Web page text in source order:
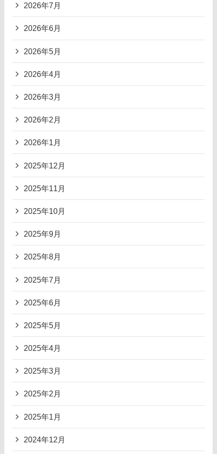
2026年7月
2026年6月
2026年5月
2026年4月
2026年3月
2026年2月
2026年1月
2025年12月
2025年11月
2025年10月
2025年9月
2025年8月
2025年7月
2025年6月
2025年5月
2025年4月
2025年3月
2025年2月
2025年1月
2024年12月